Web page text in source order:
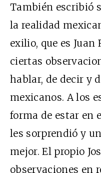
También escribió
la realidad
exilio, que es Juan
ciertas
hablar, de decir y
mexicanos. A los
forma de estar en
les sorprendió y
mejor. El propio
observaciones en